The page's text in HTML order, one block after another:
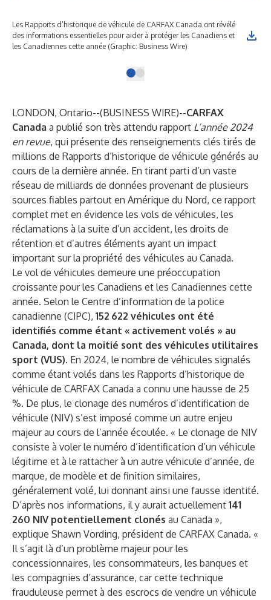
Les Rapports d’historique de véhicule de CARFAX Canada ont révélé
des informations essentielles pour aider à protéger les Canadiens et
les Canadiennes cette année (Graphic: Business Wire)
LONDON, Ontario--(BUSINESS WIRE)--CARFAX
Canada a publié son très attendu rapport L’année 2024
en revue, qui présente des renseignements clés tirés de
millions de Rapports d’historique de véhicule générés au
cours de la dernière année. En tirant parti d’un vaste
réseau de milliards de données provenant de plusieurs
sources fiables partout en Amérique du Nord, ce rapport
complet met en évidence les vols de véhicules, les
réclamations à la suite d’un accident, les droits de
rétention et d’autres éléments ayant un impact
important sur la propriété des véhicules au Canada.
Le vol de véhicules demeure une préoccupation
croissante pour les Canadiens et les Canadiennes cette
année. Selon le Centre d’information de la police
canadienne (CIPC), 152 622 véhicules ont été
identifiés comme étant « activement volés » au
Canada, dont la moitié sont des véhicules utilitaires
sport (VUS). En 2024, le nombre de véhicules signalés
comme étant volés dans les Rapports d’historique de
véhicule de CARFAX Canada a connu une hausse de 25
%. De plus, le clonage des numéros d’identification de
véhicule (NIV) s’est imposé comme un autre enjeu
majeur au cours de l’année écoulée. « Le clonage de NIV
consiste à voler le numéro d’identification d’un véhicule
légitime et à le rattacher à un autre véhicule d’année, de
marque, de modèle et de finition similaires,
généralement volé, lui donnant ainsi une fausse identité.
D’après nos informations, il y aurait actuellement 141
260 NIV potentiellement clonés au Canada »,
explique Shawn Vording, président de CARFAX Canada. «
Il s’agit là d’un problème majeur pour les
concessionnaires, les consommateurs, les banques et
les compagnies d’assurance, car cette technique
frauduleuse permet à des escrocs de vendre un véhicule